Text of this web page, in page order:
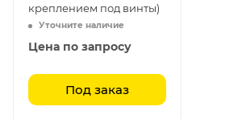
креплением под винты)
Уточните наличие
Цена по запросу
Под заказ